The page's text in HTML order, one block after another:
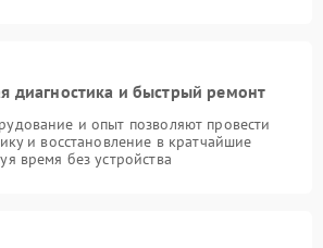
диагностика и быстрый ремонт
и опыт позволяют провести
и восстановление в кратчайшие
время без устройства